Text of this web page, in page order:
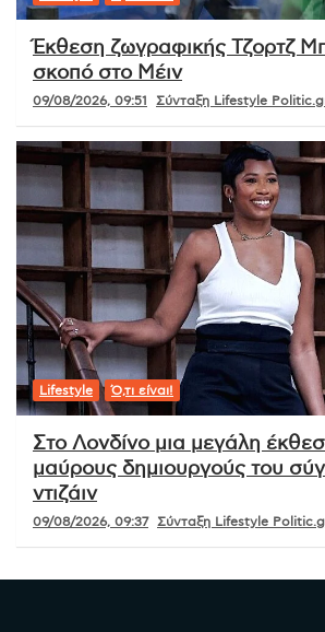
Έκθεση ζωγραφικής Τζορτζ
σκοπό στο Μέιν
09/08/2026, 09:51 Σύνταξη Lifestyle
Lifestyle Ό,τι είναι!
Στο Λονδίνο μια μεγάλη
μαύρους δημιουργούς του
ντιζάιν
09/08/2026, 09:37 Σύνταξη Lifestyle